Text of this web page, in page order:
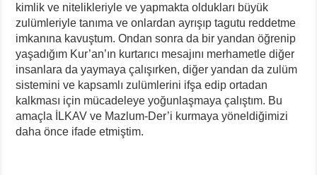
kimlik ve nitelikleriyle ve yapmakta oldukları büyük
zulümleriyle tanıma ve onlardan ayrışıp tagutu reddetme
imkanına kavuştum. Ondan sonra da bir yandan öğrenip
yaşadığım Kur’an’ın kurtarıcı mesajını merhametle diğer
insanlara da yaymaya çalışırken, diğer yandan da zulüm
sistemini ve kapsamlı zulümlerini ifşa edip ortadan
kalkması için mücadeleye yoğunlaşmaya çalıştım. Bu
amaçla İLKAV ve Mazlum-Der’i kurmaya yöneldiğimizi
daha önce ifade etmiştim.